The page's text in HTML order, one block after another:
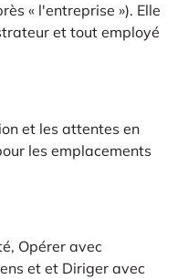
« l'entreprise »). Elle
et tout employé
et les attentes en
les emplacements
Opérer avec
et et Diriger avec